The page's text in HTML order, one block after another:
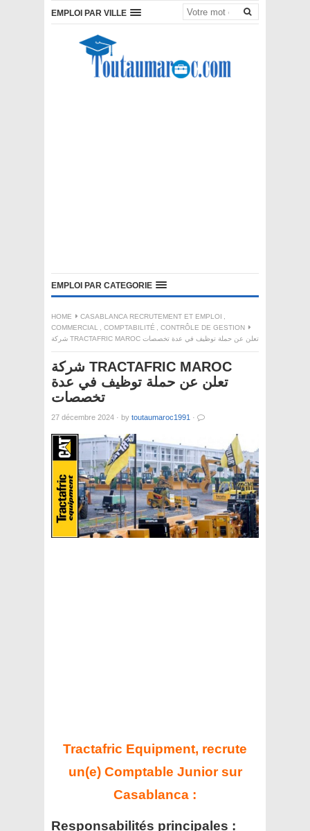
EMPLOI PAR VILLE
EMPLOI PAR CATEGORIE
HOME CASABLANCA RECRUTEMENT ET EMPLOI ,
COMMERCIAL , COMPTABILITÉ , CONTRÔLE DE GESTION
شركة TRACTAFRIC MAROC تعلن عن حملة توظيف في عدة تخصصات
شركة TRACTAFRIC MAROC
تعلن عن حملة توظيف في عدة
تخصصات
27 décembre 2024 · by toutaumaroc1991 ·
Tractafric Equipment, recrute
un(e) Comptable Junior sur
Casablanca :
Responsabilités principales :